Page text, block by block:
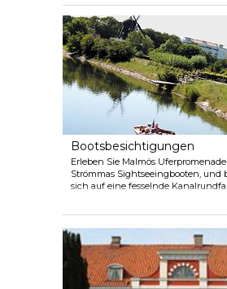
Trinken oder einen schnellen Snack.
Bootsbesichtigungen
Erleben Sie Malmös
Strömmas Sightseeingbooten, und
sich auf eine fesselnde
unter Brücken hindurch,
faszinierende Anekdoten, während
sachkundiger Guide die Stadt zum